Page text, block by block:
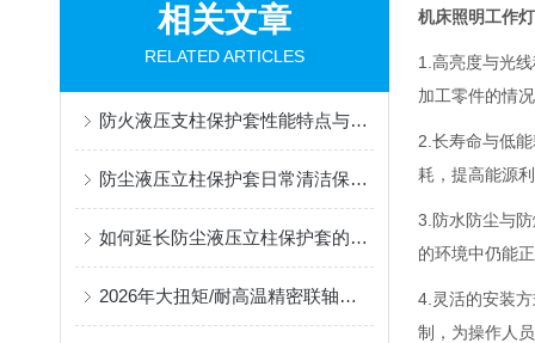
相关文章
RELATED ARTICLES
防火液压支柱保护套性能特点与阻燃防护应用
防尘液压立柱保护套日常清洁保养与更换规范
如何延长防尘液压立柱保护套的使用寿命？
2026年大扭矩/耐高温精密联轴器定制找哪家？能实现精准定制的优质厂家盘点
机床照明工作灯
1.高亮度与光
加工零件的情
2.长寿命与低
耗，提高能源
3.防水防尘与
的环境中仍能
4.灵活的安装
制，为操作人